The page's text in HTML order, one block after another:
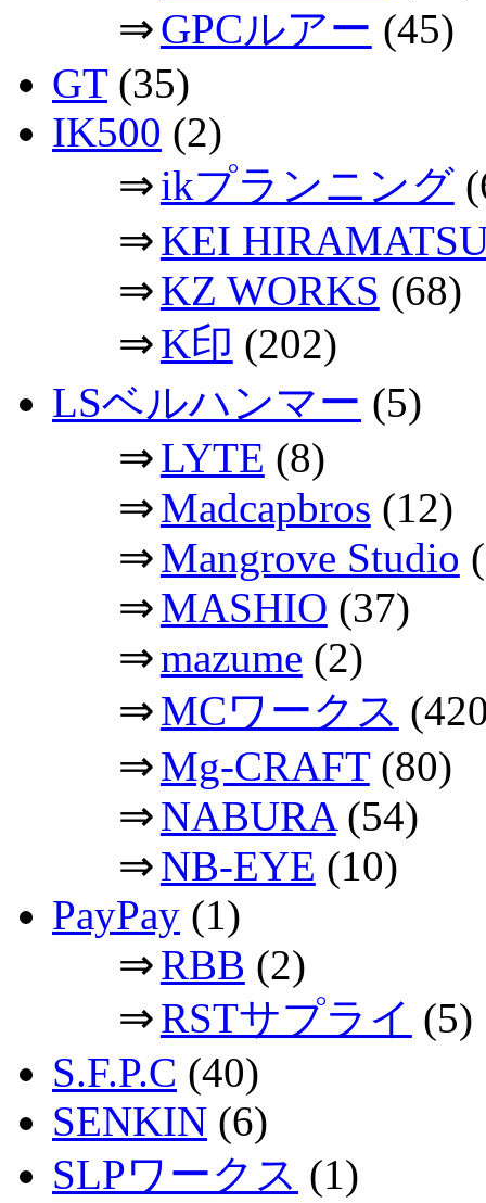
⇒GPCルアー (45)
GT(35)
IK500 (2)
⇒ikプランニング
⇒KEI
⇒KZ WORKS (68)
⇒K印 (202)
LSベルハンマー (5)
⇒LYTE (8)
⇒Madcapbros (12)
⇒Mangrove Studio
⇒MASHIO (37)
⇒mazume (2)
⇒MCワークス
⇒Mg-CRAFT(80)
⇒NABURA(54)
⇒NB-EYE (10)
PayPay (1)
⇒RBB (2)
⇒RSTサプライ (5)
S.F.P.C (40)
SENKIN (6)
SLPワークス (1)